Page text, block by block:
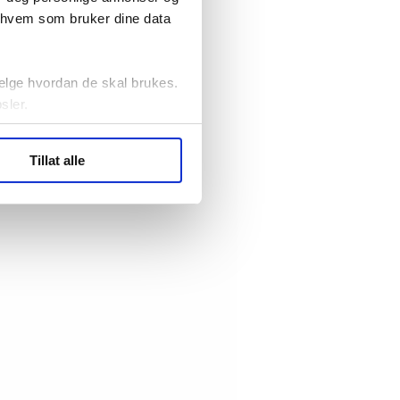
som bruker dine data
hvordan de skal brukes.
statistikk.
Tillat alle